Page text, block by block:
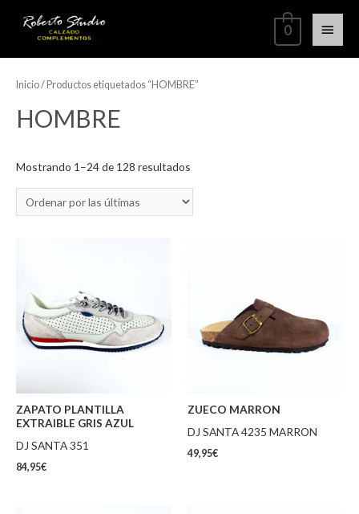
0
Inicio/ Productos etiquetados “HOMBRE”
HOMBRE
Mostrando 1–24 de 128 resultados
ZAPATO PLANTILLA
EXTRAIBLE GRIS AZUL
DJ SANTA 351
84,95€
ZUECO MARRON
DJ SANTA 4235 MARRON
49,95€